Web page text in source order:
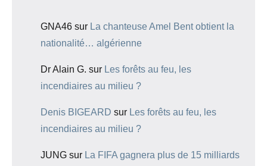
GNA46 sur La chanteuse Amel Bent obtient la
nationalité… algérienne
Dr Alain G. sur Les forêts au feu, les
incendiaires au milieu ?
Denis BIGEARD sur Les forêts au feu, les
incendiaires au milieu ?
JUNG sur La FIFA gagnera plus de 15 milliards